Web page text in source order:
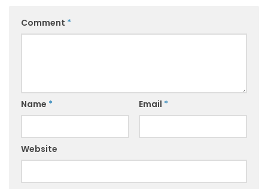
Comment *
Name * Email *
Website